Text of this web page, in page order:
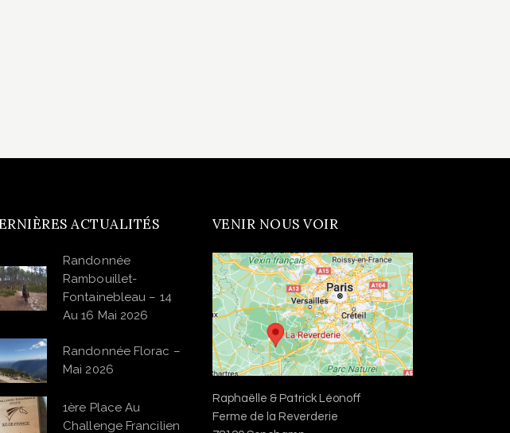
ACTUALITÉS
Randonnée
Rambouillet-
Fontainebleau – 14
Au 16 Mai 2026
Randonnée Florac –
Mai 2026
1ère Place Au
Challenge Francilien
VENIR NOUS VOIR
Raphaëlle & Patrick Léonoff
Ferme de la Reverderie